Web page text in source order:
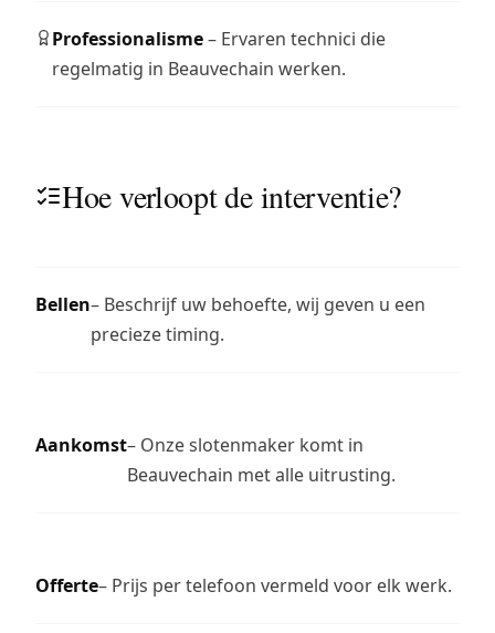
Professionalisme– Ervaren technici die
regelmatig in Beauvechain werken.
Hoe verloopt de interventie?
Bellen– Beschrijf uw behoefte, wij geven u een
precieze timing.
Aankomst– Onze slotenmaker komt in
Beauvechain met alle uitrusting.
Offerte– Prijs per telefoon vermeld voor elk werk.